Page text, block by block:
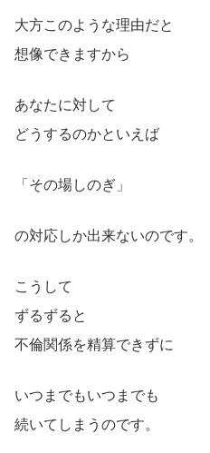
大方このような理由だと
想像できますから
あなたに対して
どうするのかといえば
「その場しのぎ」
の対応しか出来ないのです。
こうして
ずるずると
不倫関係を精算できずに
いつまでもいつまでも
続いてしまうのです。